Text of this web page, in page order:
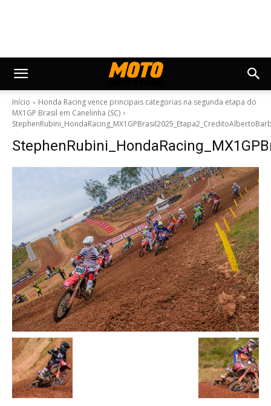
Início
Honda Racing vence principais categorias na segunda etapa do
MX1GP Brasil em Canelinha (SC)